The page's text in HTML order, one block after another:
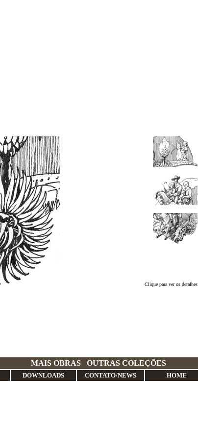
Clique para ver os detalhes
MAIS OBRAS OUTRAS COLEÇÕES
DOWNLOADS CONTATO/NEWS HOME